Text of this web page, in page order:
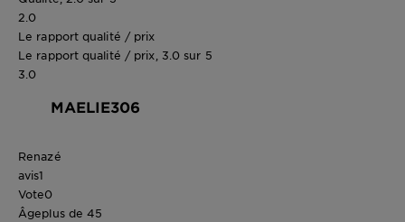
2.0
Le rapport qualité / prix
Le rapport qualité / prix, 3.0 sur 5
3.0
MAELIE306
Renazé
avis1
Vote0
Âgeplus de 45